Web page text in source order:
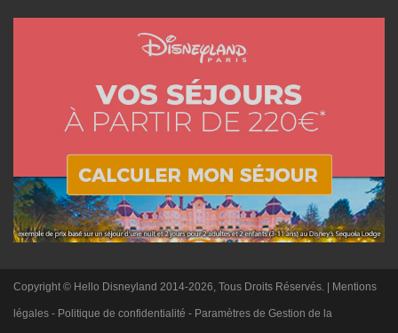
Copyright © Hello Disneyland 2014-2026, Tous Droits Réservés. | Mentions
légales - Politique de confidentialité - Paramètres de Gestion de la